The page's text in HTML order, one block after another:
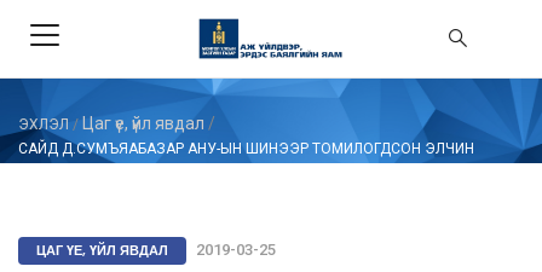
ЭХЛЭЛ / Цаг үе, үйл явдал /
САЙД Д.СУМЪЯАБАЗАР АНУ-ЫН ШИНЭЭР ТОМИЛОГДСОН ЭЛЧИН
ЦАГ ҮЕ, ҮЙЛ ЯВДАЛ 2019-03-25